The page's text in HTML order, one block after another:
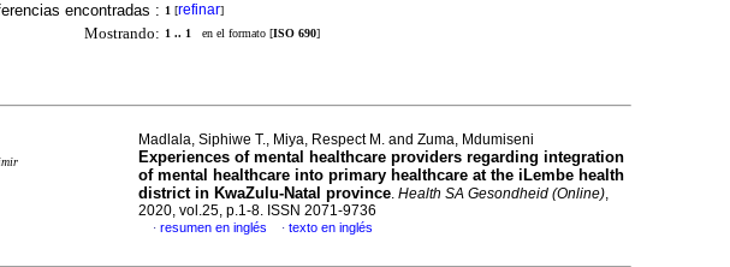
encontradas : 1 [refinar]
Mostrando: 1 .. 1 en el formato [ISO 690]
Madlala, Siphiwe T., Miya, Respect M. and Zuma, Mdumiseni
Experiences of mental healthcare providers regarding integration
of mental healthcare into primary healthcare at the iLembe health
district in KwaZulu-Natal province. Health SA Gesondheid (Online),
2020, vol.25, p.1-8. ISSN 2071-9736
· resumen en inglés · texto en inglés